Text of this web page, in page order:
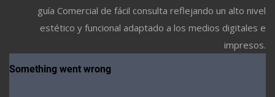
guía Comercial de fácil consulta reflejando un alto nivel
estético y funcional adaptado a los medios digitales e
impresos.